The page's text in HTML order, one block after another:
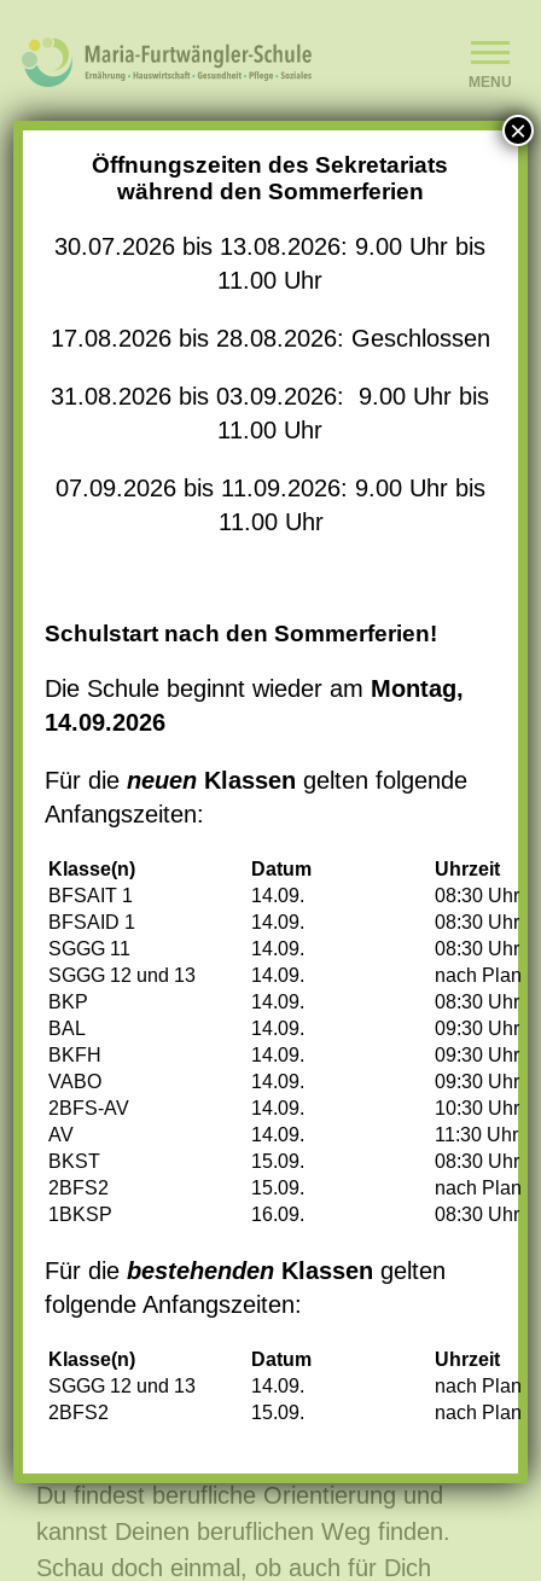
SCHULE
SCHULLEBEN
KOOPERATIONEN
KONTAKT
MENU
SCHÖN, DASS
DU HIER BIST!
breites Bildungsangebot in den
BereichenGesundheit, Pflege,
sowie derErnährung und
Deine weiterführende Schule in
Lahr
DIE MARIA-FURTWÄNGLER-
SCHULE STELLT SICH VOR
An unserer Schule findest Du ein breites
Bildungsangebot in den Bereichen
Ernährung und Hauswirtschaft. Zudem
kannst Du die
Fachschulreife mit dem
Profil Labortechnikerwerben.
Vom Hauptschulabschluss bis hin zum
Du findest berufliche Orientierung und
kannst Deinen beruflichen Weg finden.
Schau doch einmal, ob auch für Dich
Öffnungszeiten des Sekretariats
während den Sommerferien
30.07.2026 bis 13.08.2026: 9.00 Uhr bis
11.00 Uhr
17.08.2026 bis 28.08.2026: Geschlossen
31.08.2026 bis 03.09.2026: 9.00 Uhr bis
11.00 Uhr
07.09.2026 bis 11.09.2026: 9.00 Uhr bis
11.00 Uhr
Schulstart nach den Sommerferien!
Die Schule beginnt wieder am Montag,
14.09.2026
Für dieneuen Klassengelten folgende
Anfangszeiten:
Klasse(n) Datum
Uhrzeit
BFSAIT 1
14.09.
08:30 Uhr
BFSAID 1
14.09.
08:30 Uhr
SGGG 11
14.09.
08:30 Uhr
SGGG 12 und 13
14.09.
nach Plan
BKP
14.09.
08:30 Uhr
BAL
14.09.
09:30 Uhr
BKFH
14.09.
09:30 Uhr
VABO
14.09.
09:30 Uhr
2BFS-AV
14.09.
10:30 Uhr
AV
14.09.
11:30 Uhr
BKST
15.09.
08:30 Uhr
2BFS2
15.09.
nach Plan
1BKSP
16.09. 08:30 Uhr
Für diebestehenden Klassen gelten
folgende Anfangszeiten:
Klasse(n) Datum
Uhrzeit
SGGG 12 und 13
14.09.
nach Plan
2BFS2
15.09. nach Plan
×